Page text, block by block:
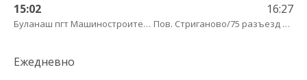
15:02
Буланаш пгт Машиностроителей
16:27
Пов. Стриганово/75 разъезд трасса
Ежедневно